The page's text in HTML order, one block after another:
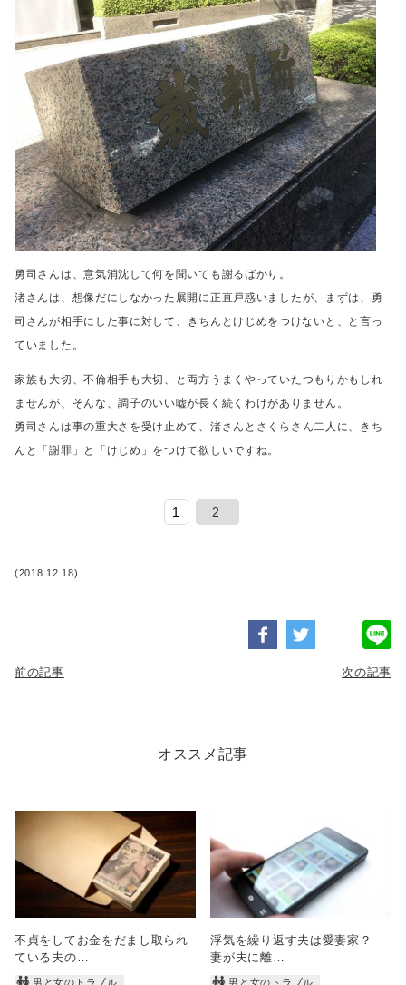
勇司さんは、意気消沈して何を聞いても謝るばかり。
渚さんは、想像だにしなかった展開に正直戸惑いましたが、
まずは、勇
司さんが相手にした事に対して、
きちんとけじめをつけないと、と言っ
ていました。
家族も大切、不倫相手も大切、と両方うまくやっていたつもりかもしれ
ませんが、
そんな、調子のいい嘘が長く続くわけがありません。
勇司さんは事の重大さを受け止めて、 渚さんとさくらさん二人に、きち
んと「謝罪」と「けじめ」をつけて欲しいですね。
1 2
(2018.12.18)
前の記事 次の記事
オススメ記事
不貞をしてお金をだまし取られ
ている夫の…
男と女のトラブル
浮気を繰り返す夫は愛妻家？
妻が夫に離…
男と女のトラブル